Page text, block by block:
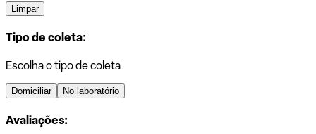
Limpar
Tipo de coleta:
Escolha o tipo de coleta
Domiciliar No laboratório
Avaliações: